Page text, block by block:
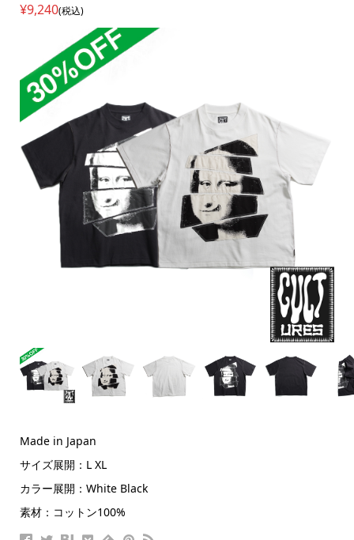
¥9,240(税込)
Made in Japan
サイズ展開：L XL
カラー展開：White Black
素材：コットン100%